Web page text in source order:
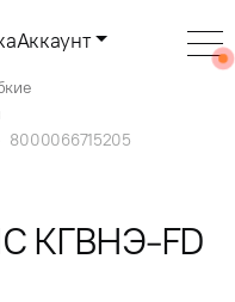
Аккаунт
8000066715205
КГВНЭ-FD